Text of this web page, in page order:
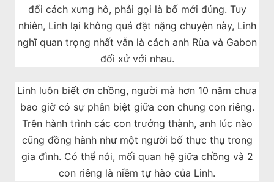
đổi cách xưng hô, phải gọi là bố mới đúng. Tuy
nhiên, Linh lại không quá đặt nặng chuyện này, Linh
nghĩ quan trọng nhất vẫn là cách anh Rùa và Gabon
đối xử với nhau.
Linh luôn biết ơn chồng, người mà hơn 10 năm chưa
bao giờ có sự phân biệt giữa con chung con riêng.
Trên hành trình các con trưởng thành, anh lúc nào
cũng đồng hành như một người bố thực thụ trong
gia đình. Có thể nói, mối quan hệ giữa chồng và 2
con riêng là niềm tự hào của Linh.